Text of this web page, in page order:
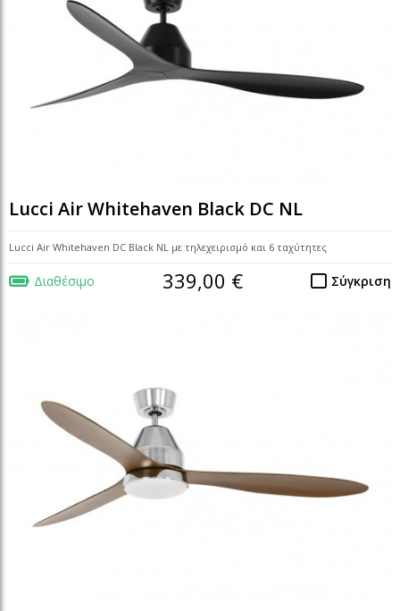
Lucci Air Whitehaven Black DC NL
Lucci Air Whitehaven DC Black NL με τηλεχειρισμό και 6 ταχύτητες
Διαθέσιμο Σύγκριση
339,00 €